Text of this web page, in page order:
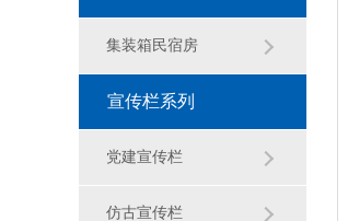
集装箱民宿房
宣传栏系列
党建宣传栏
仿古宣传栏